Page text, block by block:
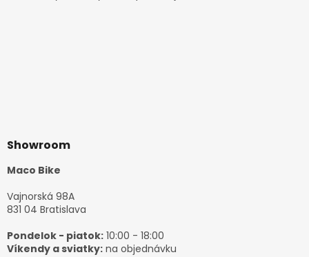
Showroom
Maco Bike
Vajnorská 98A
831 04 Bratislava
Pondelok - piatok: 10:00 - 18:00
Víkendy a sviatky: na objednávku